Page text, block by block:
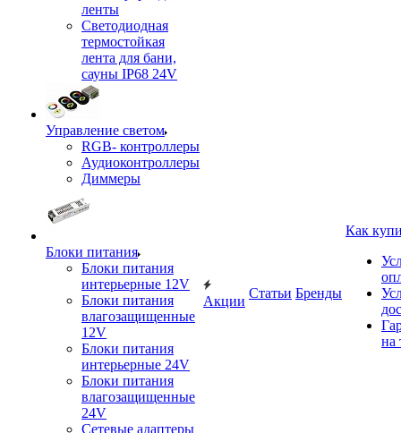
ленты
Светодиодная
термостойкая
лента для бани,
сауны IP68 24V
Управление светом
RGB- контроллеры
Аудиоконтроллеры
Диммеры
Блоки питания
Блоки питания
интерьерные 12V
Блоки питания
влагозащищенные
12V
Блоки питания
интерьерные 24V
Блоки питания
влагозащищенные
24V
Сетевые адаптеры
Акции
Статьи Бренды
Как
на